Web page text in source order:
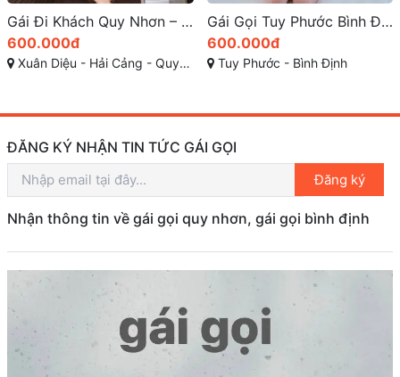
Gái Gọi Tuy Phước Bình Định: Chất Lượng Uy Tín Và Giá Cả
600.000đ
Tuy Phước - Bình Định
Yến Nhi-đem đến cho bạn một dịch vụ hoàn hảo
600.000đ
Đại lộ Hùng Vương, Phường 7, Tuy Hòa, Phú Yên
ĐĂNG KÝ NHẬN TIN TỨC GÁI GỌI
Đăng ký
Nhận thông tin về gái gọi quy nhơn, gái gọi bình định